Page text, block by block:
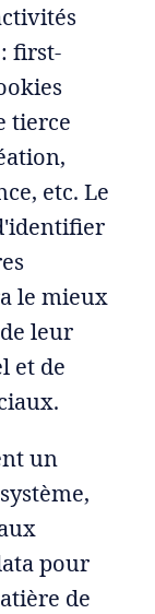
first-
tierce
etc. Le
le mieux
leur
et de
un
pour
de